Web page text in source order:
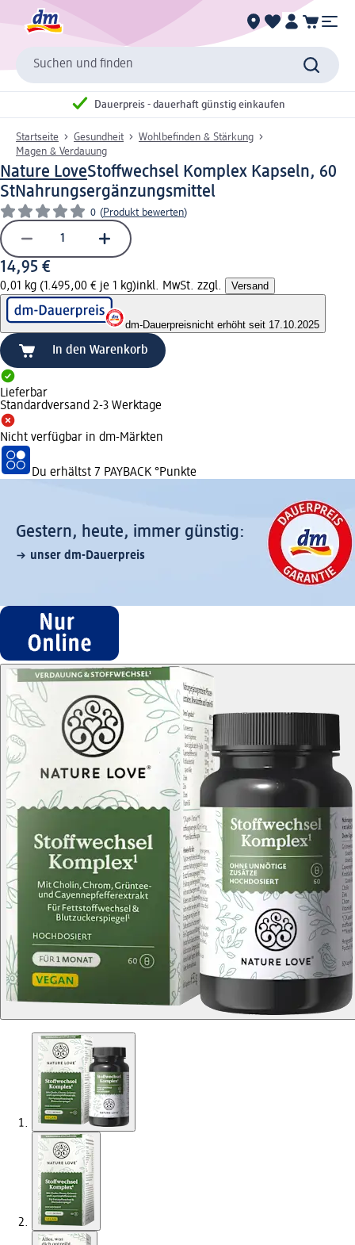
Suchen und finden
Dauerpreis - dauerhaft günstig einkaufen
Startseite Gesundheit
Wohlbefinden & Stärkung
Magen & Verdauung
Nature LoveStoffwechsel Komplex Kapseln, 60
StNahrungsergänzungsmittel
0 (Produkt bewerten)
14,95 €
0,01 kg (1.495,00 € je 1 kg)inkl. MwSt. zzgl. Versand
dm-Dauerpreisnicht erhöht seit 17.10.2025
In den Warenkorb
Lieferbar
Standardversand 2-3 Werktage
Nicht verfügbar in dm-Märkten
Du erhältst 7 PAYBACK °Punkte
Gestern, heute, immer günstig:
unser dm-Dauerpreis